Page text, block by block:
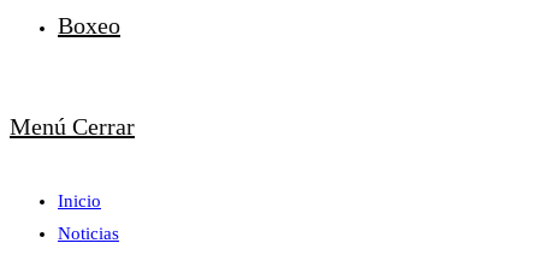
Boxeo
Menú Cerrar
Inicio
Noticias